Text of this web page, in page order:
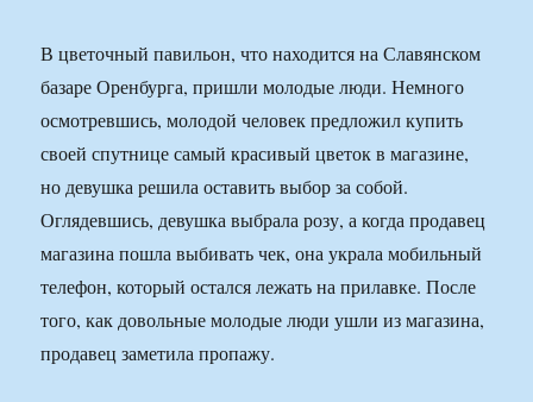
В цветочный павильон, что находится на Славянском
базаре Оренбурга, пришли молодые люди. Немного
осмотревшись, молодой человек предложил купить
своей спутнице самый красивый цветок в магазине,
но девушка решила оставить выбор за собой.
Оглядевшись, девушка выбрала розу, а когда продавец
магазина пошла выбивать чек, она украла мобильный
телефон, который остался лежать на прилавке. После
того, как довольные молодые люди ушли из магазина,
продавец заметила пропажу.